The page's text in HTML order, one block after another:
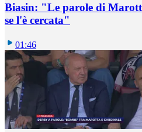
Biasin: "Le parole di
se l'è cercata"
01:46